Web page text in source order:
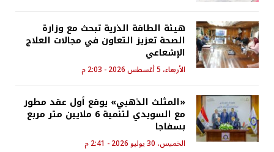
هيئة الطاقة الذرية تبحث مع وزارة
الصحة تعزيز التعاون في مجالات العلاج
الإشعاعي
الأربعاء، 5 أغسطس 2026 - 2:03 م
«المثلث الذهبي» يوقع أول عقد مطور
مع السويدي لتنمية 6 ملايين متر مربع
بسفاجا
الخميس، 30 يوليو 2026 - 2:41 م